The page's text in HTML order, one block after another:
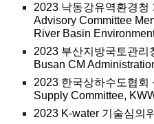
2023 낙동강유역환경청
Advisory Committee
River Basin
2023 부산지방국토관리
Busan CM
2023 한국상하수도협회
Supply Committee,
2023 K-water 기술심의